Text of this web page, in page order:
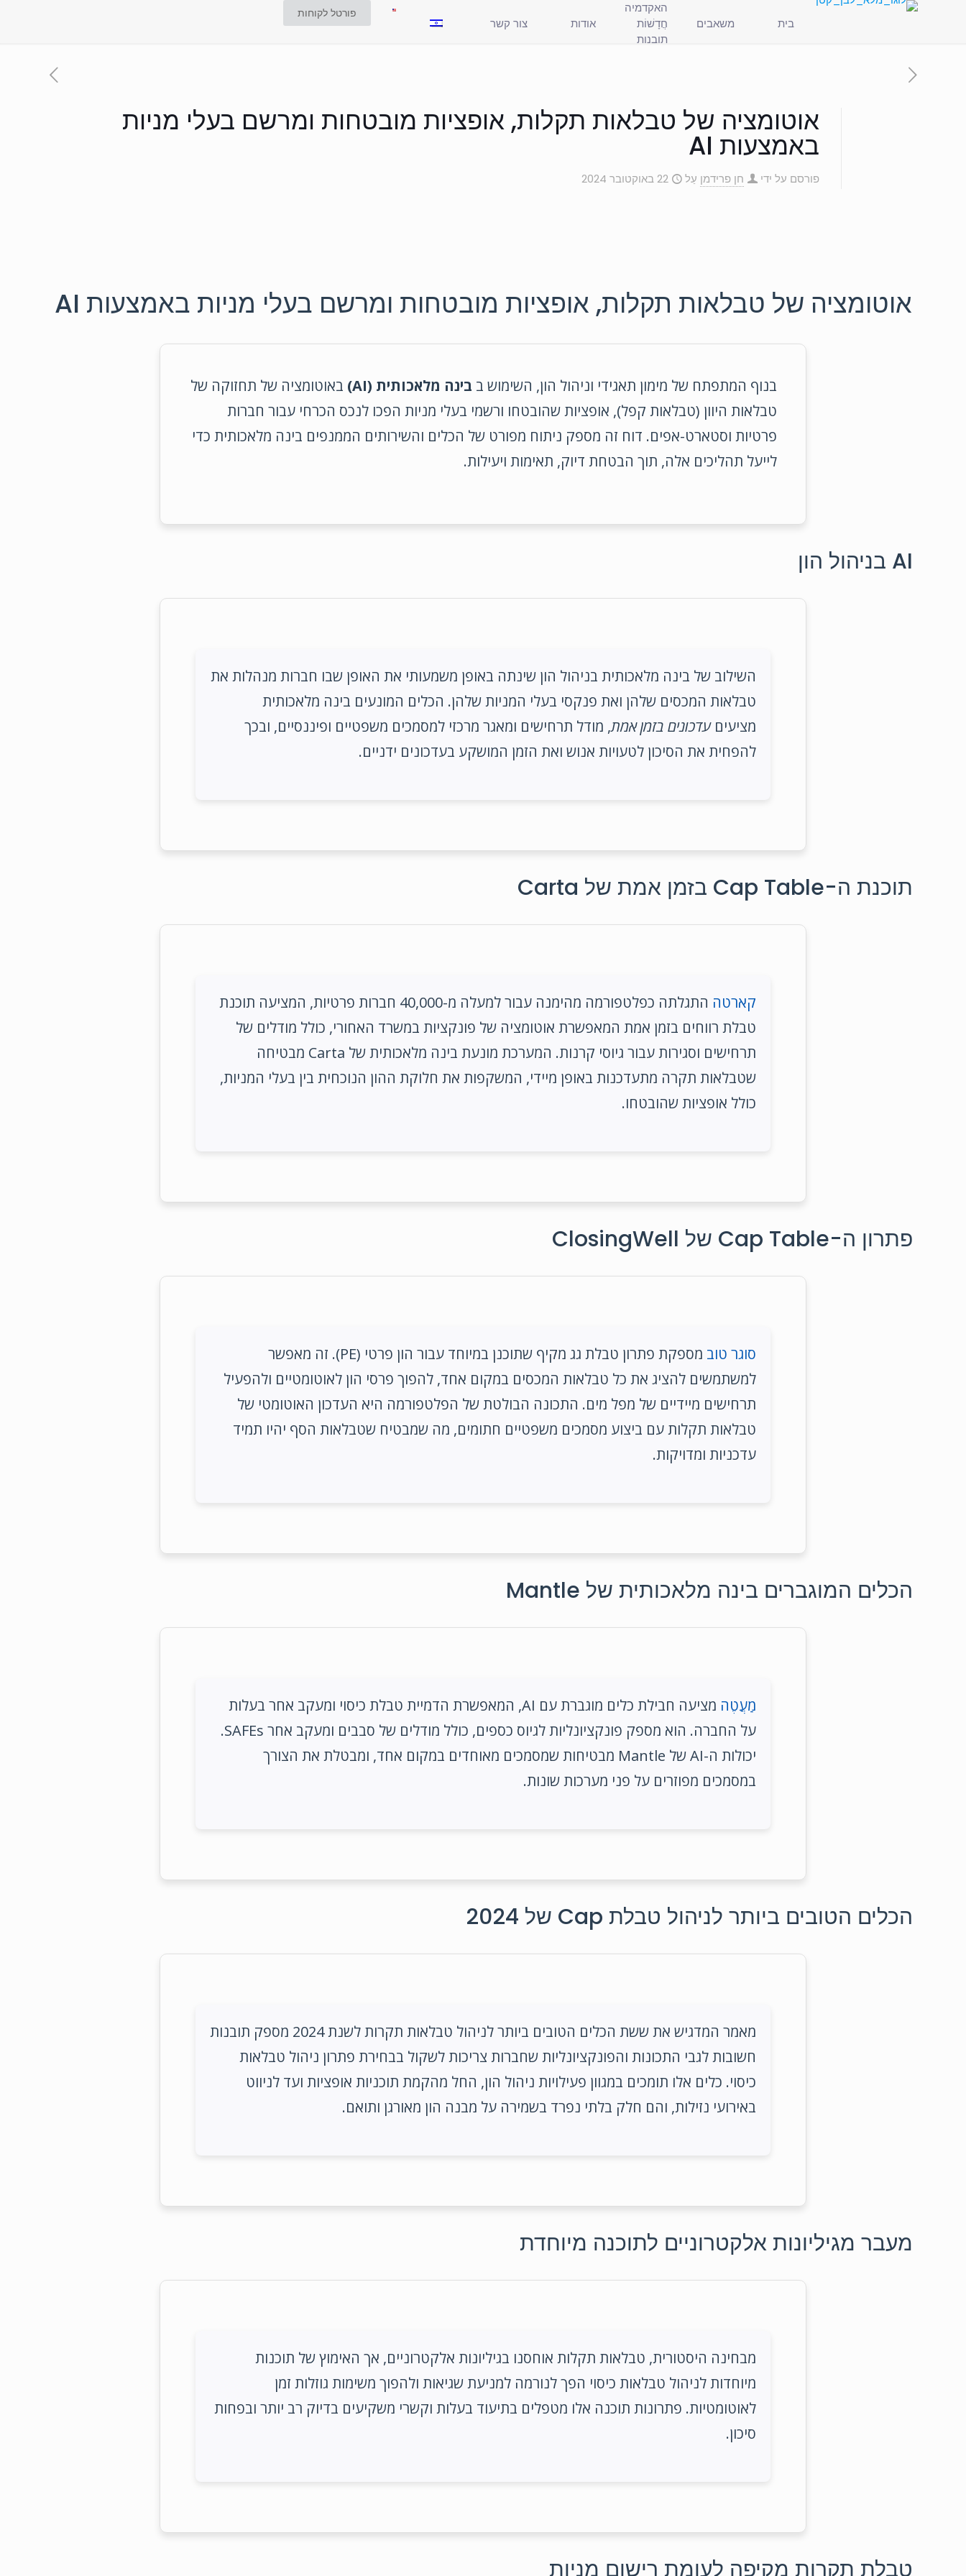
בית משאבים
האקדמיה
חֲדָשׁוֹת
תובנות
אודות צור קשר
פורטל לקוחות
אוטומציה של טבלאות תקלות, אופציות מובטחות ומרשם בעלי מניות
באמצעות AI
פורסם על ידי חן פרידמן עַל 22 באוקטובר 2024
אוטומציה של טבלאות תקלות, אופציות מובטחות ומרשם בעלי מניות באמצעות AI
בנוף המתפתח של מימון תאגידי וניהול הון, השימוש ב בינה מלאכותית (AI)
באוטומציה של תחזוקה של
טבלאות היוון (טבלאות קפל), אופציות שהובטחו ורשמי בעלי מניות הפכו לנכס הכרחי עבור חברות
פרטיות וסטארט-אפים. דוח זה מספק ניתוח מפורט של הכלים והשירותים הממנפים בינה מלאכותית כדי
לייעל תהליכים אלה, תוך הבטחת דיוק, תאימות ויעילות.
AI בניהול הון
השילוב של בינה מלאכותית בניהול הון שינתה באופן משמעותי את האופן שבו חברות מנהלות את
טבלאות המכסים שלהן ואת פנקסי בעלי המניות שלהן. הכלים המונעים בינה מלאכותית
מציעיםעדכונים בזמן אמת, מודל תרחישים ומאגר מרכזי למסמכים משפטיים ופיננסיים, ובכך
להפחית את הסיכון לטעויות אנוש ואת הזמן המושקע בעדכונים ידניים.
תוכנת ה-Cap Table בזמן אמת של Carta
קארטה
התגלתה כפלטפורמה מהימנה עבור למעלה מ-40,000 חברות פרטיות, המציעה תוכנת
טבלת רווחים בזמן אמת המאפשרת אוטומציה של פונקציות במשרד האחורי, כולל מודלים של
תרחישים וסגירות עבור גיוסי קרנות. המערכת מונעת בינה מלאכותית של Carta מבטיחה
שטבלאות תקרה מתעדכנות באופן מיידי, המשקפות את חלוקת ההון הנוכחית בין בעלי המניות,
כולל אופציות שהובטחו.
פתרון ה-Cap Table של ClosingWell
סוגר טוב
מספקת פתרון טבלת גג מקיף שתוכנן במיוחד עבור הון פרטי (PE). זה מאפשר
למשתמשים להציג את כל טבלאות המכסים במקום אחד, להפוך פרסי הון לאוטומטיים ולהפעיל
תרחישים מיידיים של מפל מים. התכונה הבולטת של הפלטפורמה היא העדכון האוטומטי של
טבלאות תקלות עם ביצוע מסמכים משפטיים חתומים, מה שמבטיח שטבלאות הסף יהיו תמיד
עדכניות ומדויקות.
הכלים המוגברים בינה מלאכותית של Mantle
מַעֲטֶה
מציעה חבילת כלים מוגברת עם AI, המאפשרת הדמיית טבלת כיסוי ומעקב אחר בעלות
על החברה. הוא מספק פונקציונליות לגיוס כספים, כולל מודלים של סבבים ומעקב אחר SAFEs.
יכולות ה-AI של Mantle מבטיחות שמסמכים מאוחדים במקום אחד, ומבטלת את הצורך
במסמכים מפוזרים על פני מערכות שונות.
הכלים הטובים ביותר לניהול טבלת Cap של 2024
מאמר המדגיש את ששת הכלים הטובים ביותר לניהול טבלאות תקרות לשנת 2024 מספק תובנות
חשובות לגבי התכונות והפונקציונליות שחברות צריכות לשקול בבחירת פתרון ניהול טבלאות
כיסוי. כלים אלו תומכים במגוון פעילויות ניהול הון, החל מהקמת תוכניות אופציות ועד לניווט
באירועי נזילות, והם חלק בלתי נפרד בשמירה על מבנה הון מאורגן ותואם.
מעבר מגיליונות אלקטרוניים לתוכנה מיוחדת
מבחינה היסטורית, טבלאות תקלות אוחסנו בגיליונות אלקטרוניים, אך האימוץ של תוכנות
מיוחדות לניהול טבלאות כיסוי הפך לנורמה למניעת שגיאות ולהפוך משימות גוזלות זמן
לאוטומטיות. פתרונות תוכנה אלו מטפלים בתיעוד בעלות וקשרי משקיעים בדיוק רב יותר ובפחות
סיכון.
טבלת תקרות מקיפה לעומת רישום מניות